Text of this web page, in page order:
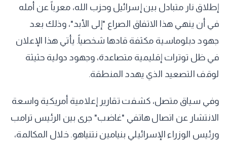
إطلاق نار متبادل بين إسرائيل وحزب الله، معرباً عن أمله
في أن ينهي هذا الاتفاق الصراع "إلى الأبد"، وذلك بعد
جهود دبلوماسية مكثفة قادها شخصياً. يأتي هذا الإعلان
في ظل توترات إقليمية متصاعدة، وجهود دولية حثيثة
لوقف التصعيد الذي يهدد المنطقة.
وفي سياق متصل، كشفت تقارير إعلامية أمريكية واسعة
الانتشار عن اتصال هاتفي "غاضب" جرى بين الرئيس ترامب
ورئيس الوزراء الإسرائيلي بنيامين نتنياهو. خلال المكالمة،